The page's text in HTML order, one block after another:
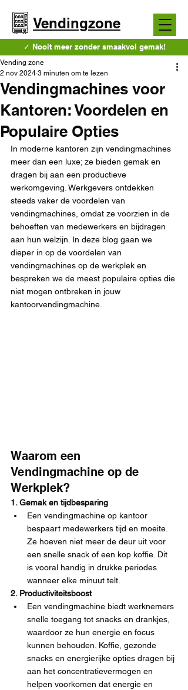
✓ Nooit meer zonder smaakvol gemak!
Vendingzone
Vendingmachines voor
Kantoren: Voordelen en
Populaire Opties
Vending zone
2 nov 2024 3 minuten om te lezen
In moderne kantoren zijn vendingmachines
meer dan een luxe; ze bieden gemak en
dragen bij aan een productieve
werkomgeving. Werkgevers ontdekken
steeds vaker de voordelen van
vendingmachines, omdat ze voorzien in de
behoeften van medewerkers en bijdragen
aan hun welzijn. In deze blog gaan we
dieper in op de voordelen van
vendingmachines op de werkplek en
bespreken we de meest populaire opties die
niet mogen ontbreken in jouw
kantoorvendingmachine.
Waarom een
Vendingmachine op de
Werkplek?
1. Gemak en tijdbesparing
Een vendingmachine op kantoor
bespaart medewerkers tijd en moeite.
Ze hoeven niet meer de deur uit voor
een snelle snack of een kop koffie. Dit
is vooral handig in drukke periodes
wanneer elke minuut telt.
2. Productiviteitsboost
Een vendingmachine biedt werknemers
snelle toegang tot snacks en drankjes,
waardoor ze hun energie en focus
kunnen behouden. Koffie, gezonde
snacks en energierijke opties dragen bij
aan het concentratievermogen en
helpen voorkomen dat energie en